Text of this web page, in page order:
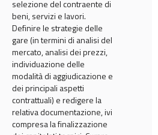
selezione del contraente di
beni, servizi e lavori.
Definire le strategie delle
gare (in termini di analisi del
mercato, analisi dei prezzi,
individuazione delle
modalità di aggiudicazione e
dei principali aspetti
contrattuali) e redigere la
relativa documentazione, ivi
compresa la finalizzazione